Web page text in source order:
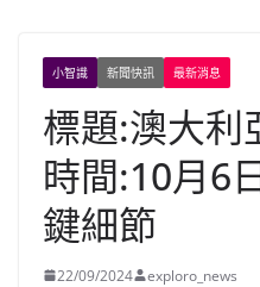
小智識 新聞快訊 最新消息
標題:澳大利
時間:10月6
鍵細節
22/09/2024 exploro_news